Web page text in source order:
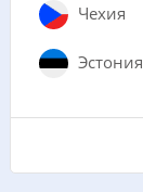
Чехия
Эстония